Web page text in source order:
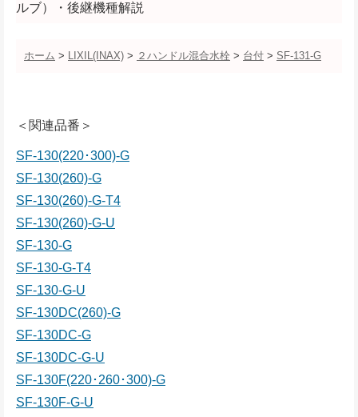
ルブ）・後継機種解説
ホーム > LIXIL(INAX) > ２ハンドル混合水栓 > 台付 > SF-131-G
＜関連品番＞
SF-130(220･300)-G
SF-130(260)-G
SF-130(260)-G-T4
SF-130(260)-G-U
SF-130-G
SF-130-G-T4
SF-130-G-U
SF-130DC(260)-G
SF-130DC-G
SF-130DC-G-U
SF-130F(220･260･300)-G
SF-130F-G-U